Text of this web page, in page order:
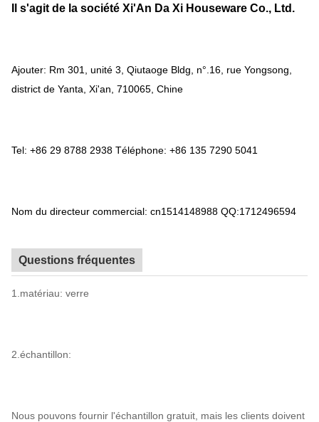
Il s'agit de la société Xi'An Da Xi Houseware Co., Ltd.
Ajouter: Rm 301, unité 3, Qiutaoge Bldg, n°.16, rue Yongsong,
district de Yanta, Xi'an, 710065, Chine
Tel: +86 29 8788 2938 Téléphone: +86 135 7290 5041
Nom du directeur commercial: cn1514148988 QQ:1712496594
Questions fréquentes
1.matériau: verre
2.échantillon:
Nous pouvons fournir l'échantillon gratuit, mais les clients doivent